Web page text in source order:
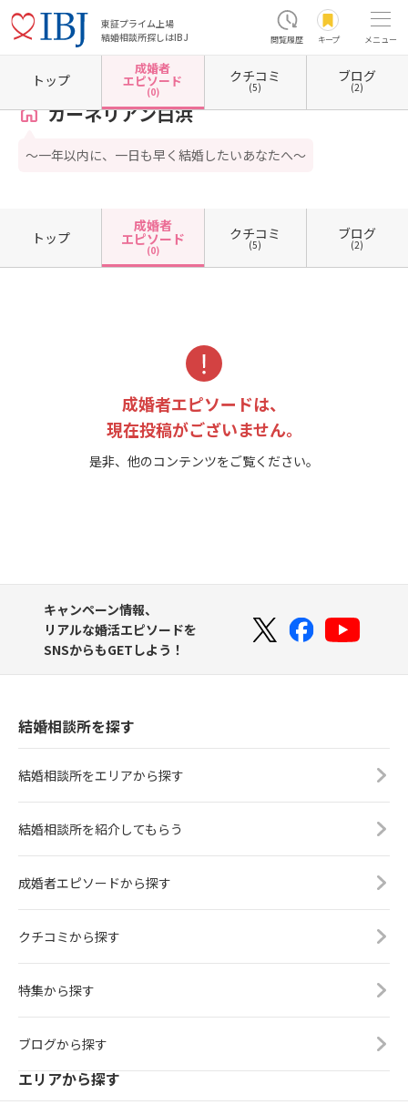
東証プライム上場
結婚相談所探しはIBJ
閲覧履歴 キープ メニュー
ホーム 和歌山県の結婚相談所 カーネリアン白浜 成婚者エピソード一覧
カーネリアン白浜
～一年以内に、一日も早く結婚したいあなたへ～
トップ
成婚者
エピソード
(0)
クチコミ
(5)
ブログ
(2)
トップ
成婚者
エピソード
(0)
クチコミ
(5)
ブログ
(2)
成婚者エピソードは、
現在投稿がございません。
是非、他のコンテンツをご覧ください。
キャンペーン情報、
リアルな婚活エピソードを
SNSからもGETしよう！
結婚相談所を探す
結婚相談所をエリアから探す
結婚相談所を紹介してもらう
成婚者エピソードから探す
クチコミから探す
特集から探す
ブログから探す
エリアから探す